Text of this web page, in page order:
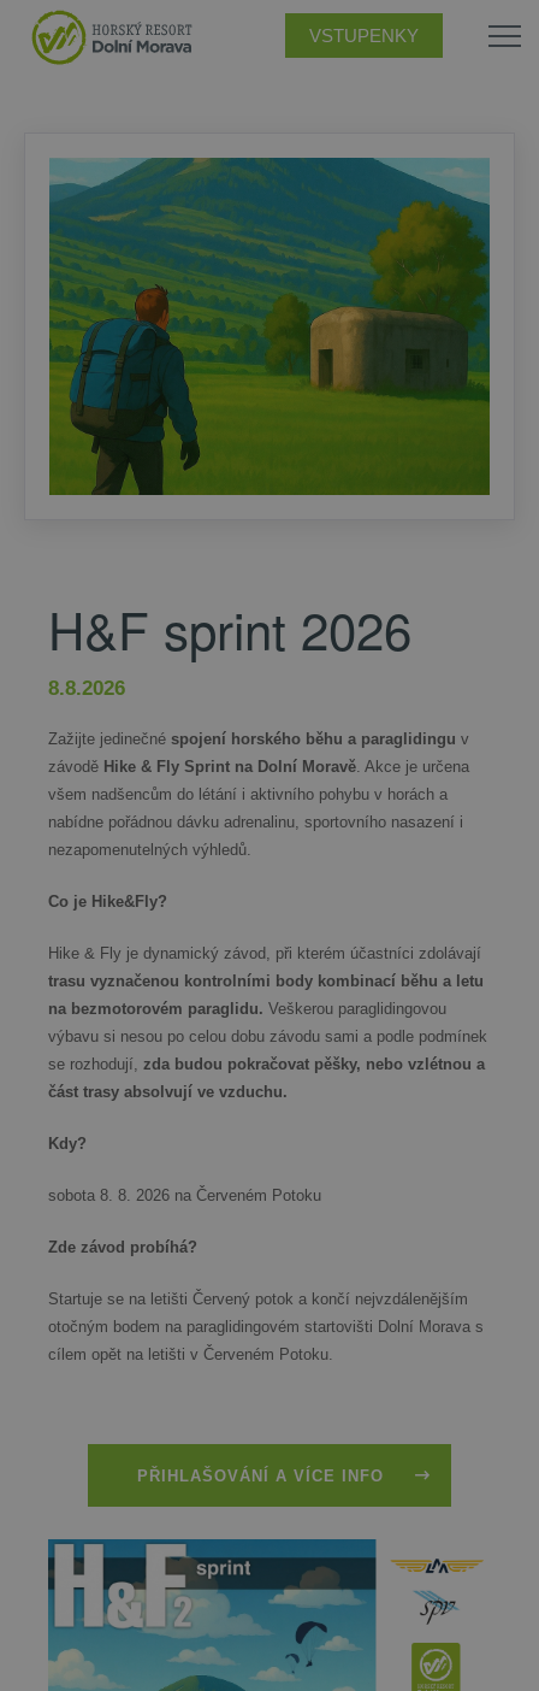
VSTUPENKY
H&F sprint 2026
8.8.2026
Zažijte jedinečné spojení horského běhu a paraglidingu v
závodě Hike & Fly Sprint na Dolní Moravě. Akce je určena
všem nadšencům do létání i aktivního pohybu v horách a
nabídne pořádnou dávku adrenalinu, sportovního nasazení i
nezapomenutelných výhledů.
Co je Hike&Fly?
Hike & Fly je dynamický závod, při kterém účastníci zdolávají
trasu vyznačenou kontrolními body kombinací běhu a letu
na bezmotorovém paraglidu. Veškerou paraglidingovou
výbavu si nesou po celou dobu závodu sami a podle podmínek
se rozhodují, zda budou pokračovat pěšky, nebo vzlétnou a
část trasy absolvují ve vzduchu.
Kdy?
sobota 8. 8. 2026 na Červeném Potoku
Zde závod probíhá?
Startuje se na letišti Červený potok a končí nejvzdálenějším
otočným bodem na paraglidingovém startovišti Dolní Morava s
cílem opět na letišti v Červeném Potoku.
PŘIHLAŠOVÁNÍ A VÍCE INFO